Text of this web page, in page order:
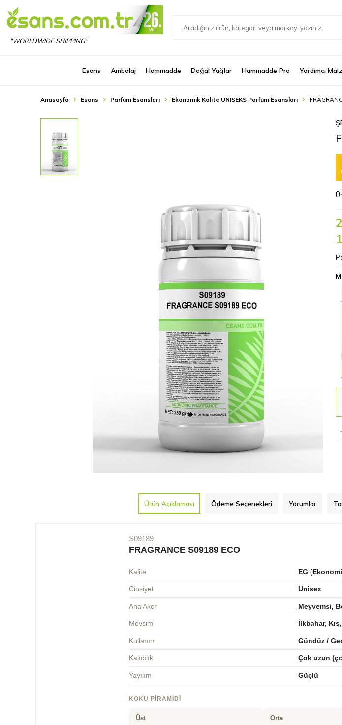
"WORLDWIDE SHIPPING"
Esans Ambalaj Hammadde Doğal Yağlar Hammadde Pro Yardımcı
Anasayfa Esans Parfüm Esansları Ekonomik Kalite UNISEKS Parfüm Esansları
Ürün Açıklaması Ödeme Seçenekleri Yorumlar
S09189
FRAGRANCE S09189 ECO
Kalite EG
Cinsiyet Unisex
Ana Akor Meyvemsi,
Mevsim İlkbahar,
Kullanım Gündüz /
Kalıcılık Çok uzun
Yayılım Güçlü
KOKU PIRAMIDI
Üst
Orta